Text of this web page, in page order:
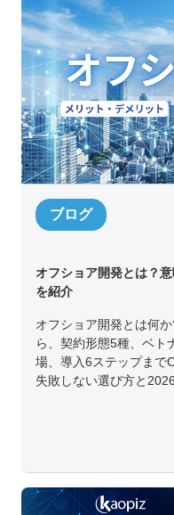
ブログ
オフショア開発とは？
を紹介
オフショア開発とは何
ら、契約形態5種、ベト
場、導入6ステップまで
失敗しない選び方と